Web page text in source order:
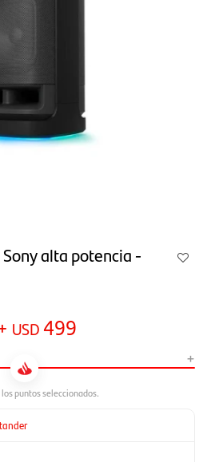
alta potencia -
USD 499
+